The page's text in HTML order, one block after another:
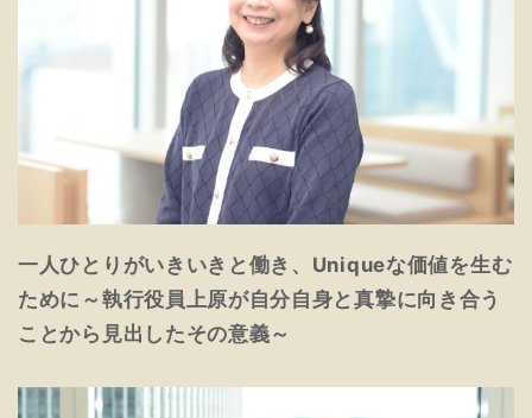
一人ひとりがいきいきと働き、Uniqueな価値を生む
ために～執行役員上原が自分自身と真摯に向き合う
ことから見出したその意義～